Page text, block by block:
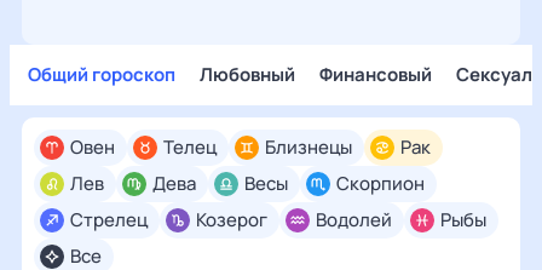
Общий гороскоп Любовный Финансовый
Все
Овен Телец Близнецы
Рак
Лев
Дева Весы
Скорпион
Стрелец
Козерог Водолей Рыбы